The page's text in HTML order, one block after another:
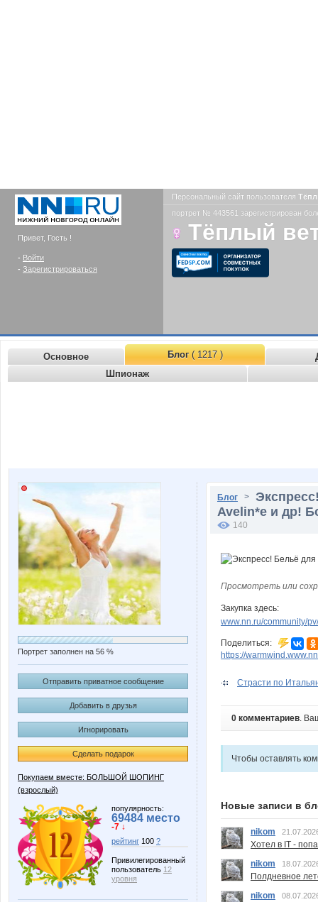
Привет, Гость !
- Войти
- Зарегистрироваться
Персональный сайт пользователя
портрет № 443561 зарегистрирован
Тёплый
Основное Блог( 1217 )
Шпионаж
Портрет заполнен на 56 %
Отправить приватное сообщение
Добавить в друзья
Игнорировать
Сделать подарок
Покупаем вместе: БОЛЬШОЙ ШОПИНГ
(взрослый)
популярность:
69484 место
-7 ↓
рейтинг 100 ?
Привилегированный
пользователь 12
уровня
Блог >
Avelin*e и др!
140
Просмотреть или
Закупка здесь:
www.nn.ru/community/
Поделиться:
https://
Страсти по
0 комментариев.
Чтобы оставлять
Новые записи в
nikom
Хотел в IT -
nikom
Полдневное
nikom